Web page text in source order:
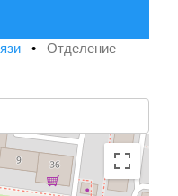
• Отделение